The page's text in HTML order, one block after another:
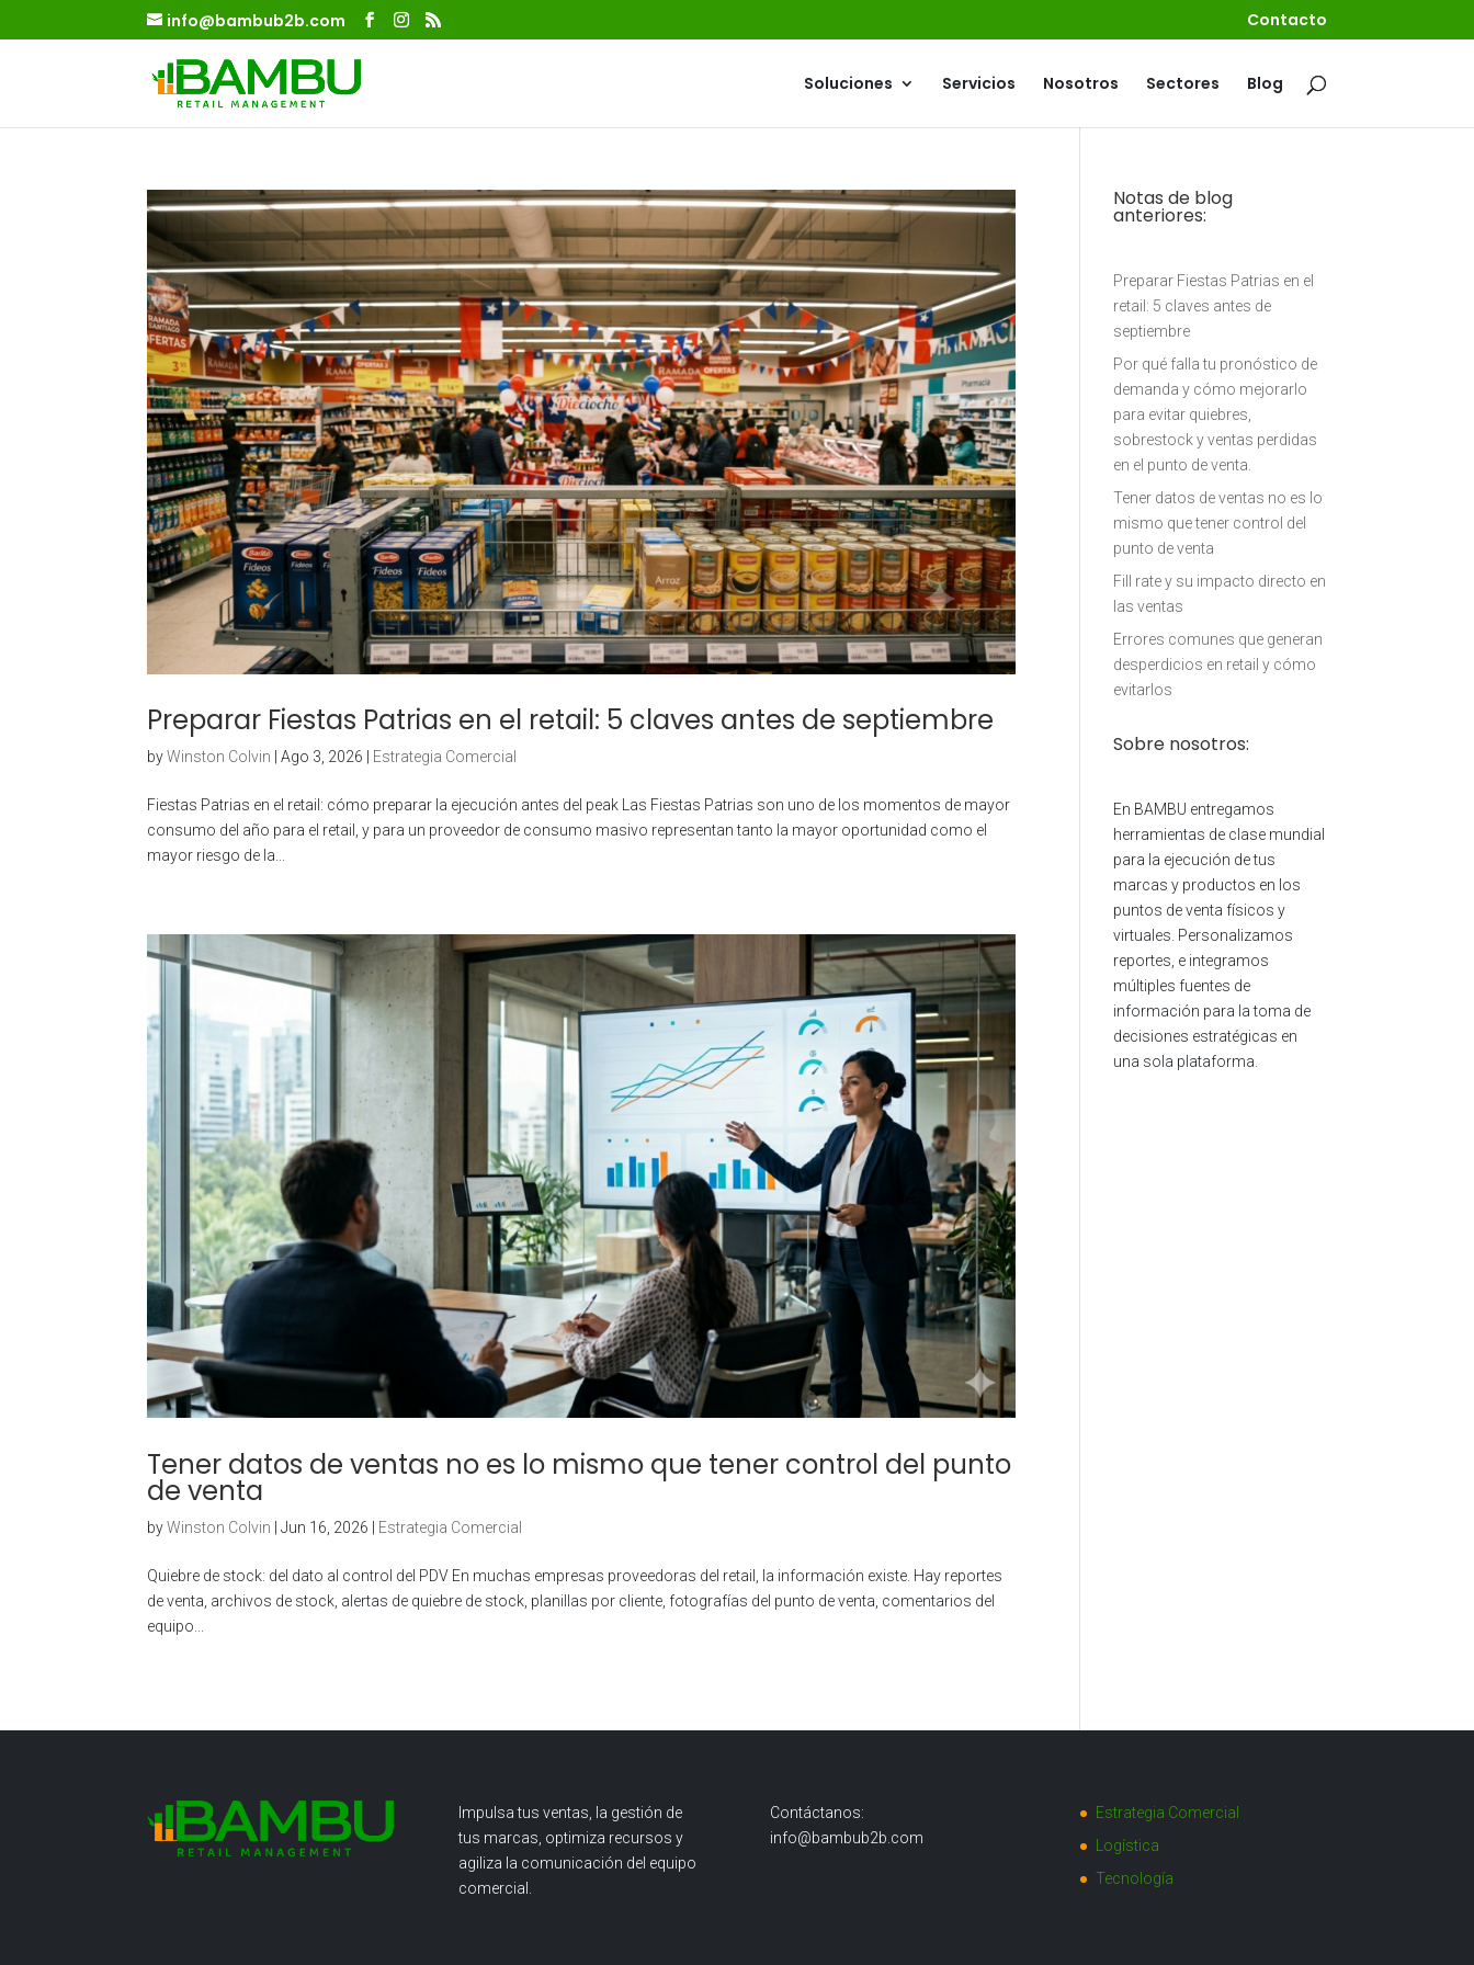
info@bambub2b.com Contacto
Soluciones Servicios Nosotros Sectores Blog
Preparar Fiestas Patrias en el retail: 5 claves antes de septiembre
byWinston Colvin |Ago 3, 2026 Estrategia Comercial
Fiestas Patrias en el retail: cómo preparar la ejecución antes del peak Las Fiestas Patrias son uno de los momentos de mayor
consumo del año para el retail, y para un proveedor de consumo masivo representan tanto la mayor oportunidad como el
mayor riesgo de la...
Tener datos de ventas no es lo mismo que tener control del punto
de venta
byWinston Colvin |Jun 16, 2026 Estrategia Comercial
Quiebre de stock: del dato al control del PDV En muchas empresas proveedoras del retail, la información existe. Hay reportes
de venta, archivos de stock, alertas de quiebre de stock, planillas por cliente, fotografías del punto de venta, comentarios del
equipo...
Notas de blog
anteriores:
Preparar Fiestas Patrias en el
retail: 5 claves antes de
septiembre
Por qué falla tu pronóstico de
demanda y cómo mejorarlo
para evitar quiebres,
sobrestock y ventas perdidas
en el punto de venta.
Tener datos de ventas no es lo
mismo que tener control del
punto de venta
Fill rate y su impacto directo en
las ventas
Errores comunes que generan
desperdicios en retail y cómo
evitarlos
Sobre nosotros:
En BAMBU entregamos
herramientas de clase mundial
para la ejecución de tus
marcas y productos en los
puntos de venta físicos y
virtuales. Personalizamos
reportes, e integramos
múltiples fuentes de
información para la toma de
decisiones estratégicas en
una sola plataforma.
Impulsa tus ventas, la gestión de
tus marcas, optimiza recursos y
agiliza la comunicación del equipo
comercial.
Contáctanos:
info@bambub2b.com
Estrategia Comercial
Logística
Tecnología